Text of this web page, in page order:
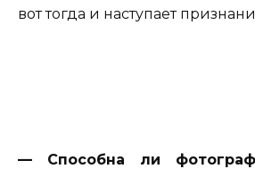
вот тогда и наступает
— Способна ли